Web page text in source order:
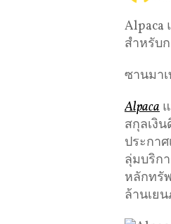
Alpaca
สำหรับ
ซานมา
Alpaca
สกุลเงิ
ประกา
ลุ่มบริก
หลักทรั
ล้านเย